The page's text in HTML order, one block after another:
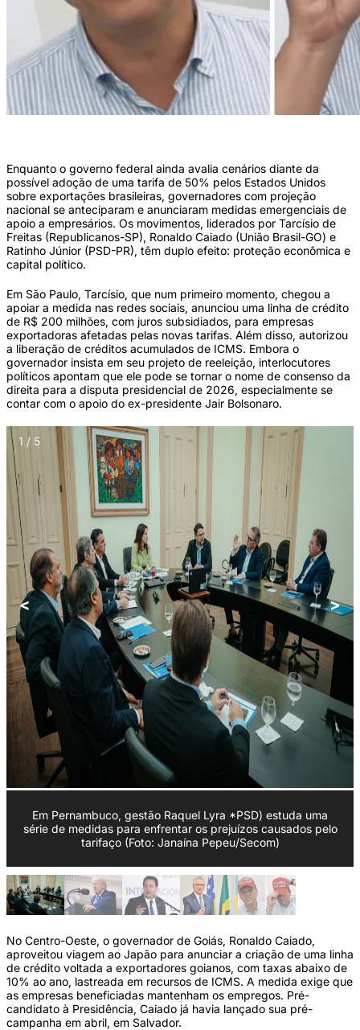
Enquanto o governo federal ainda avalia cenários diante da
possível adoção de uma tarifa de 50% pelos Estados Unidos
sobre exportações brasileiras, governadores com projeção
nacional se anteciparam e anunciaram medidas emergenciais de
apoio a empresários. Os movimentos, liderados por Tarcísio de
Freitas (Republicanos-SP), Ronaldo Caiado (União Brasil-GO) e
Ratinho Júnior (PSD-PR), têm duplo efeito: proteção econômica e
capital político.
Em São Paulo, Tarcísio, que num primeiro momento, chegou a
apoiar a medida nas redes sociais, anunciou uma linha de crédito
de R$ 200 milhões, com juros subsidiados, para empresas
exportadoras afetadas pelas novas tarifas. Além disso, autorizou
a liberação de créditos acumulados de ICMS. Embora o
governador insista em seu projeto de reeleição, interlocutores
políticos apontam que ele pode se tornar o nome de consenso da
direita para a disputa presidencial de 2026, especialmente se
contar com o apoio do ex-presidente Jair Bolsonaro.
1 / 5
< >
Em Pernambuco, gestão Raquel Lyra *PSD) estuda uma
série de medidas para enfrentar os prejuízos causados pelo
tarifaço (Foto: Janaína Pepeu/Secom)
No Centro-Oeste, o governador de Goiás, Ronaldo Caiado,
aproveitou viagem ao Japão para anunciar a criação de uma linha
de crédito voltada a exportadores goianos, com taxas abaixo de
10% ao ano, lastreada em recursos de ICMS. A medida exige que
as empresas beneficiadas mantenham os empregos. Pré-
candidato à Presidência, Caiado já havia lançado sua pré-
campanha em abril, em Salvador.